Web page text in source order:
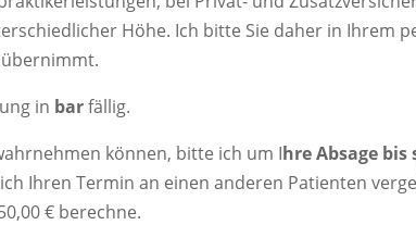
Höhe. Ich bitte Sie daher in Ihrem
in barfällig.
können, bitte ich um Ihre Absage
Ihren Termin an einen anderen Patienten
€ berechne.